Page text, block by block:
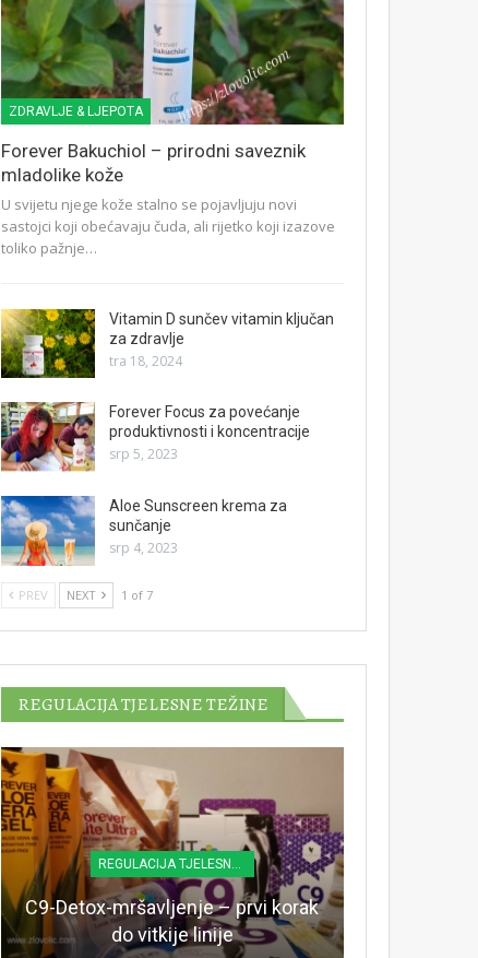
ZDRAVLJE & LJEPOTA
Forever Bakuchiol – prirodni saveznik
mladolike kože
U svijetu njege kože stalno se pojavljuju novi
sastojci koji obećavaju čuda, ali rijetko koji izazove
toliko pažnje…
Vitamin D sunčev vitamin ključan
za zdravlje
tra 18, 2024
Forever Focus za povećanje
produktivnosti i koncentracije
srp 5, 2023
Aloe Sunscreen krema za
sunčanje
srp 4, 2023
PREV NEXT 1 of 7
REGULACIJA TJELESNE TEŽINE
C9-Detox-mršavljenje – prvi korak
do vitkije linije